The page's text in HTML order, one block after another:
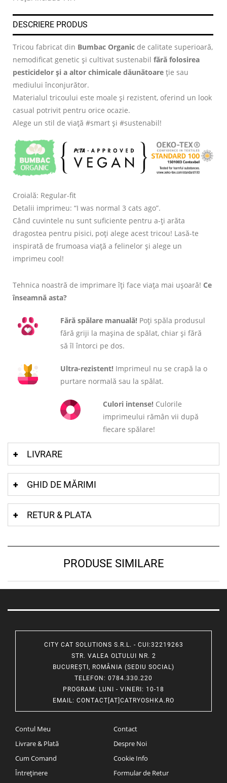
DESCRIERE PRODUS
Tricou fabricat din Bumbac Organic de calitate superioară,
nemodificat genetic și cultivat sustenabil fără folosirea
pesticidelor și a altor chimicale dăunătoare ție sau
mediului înconjurător.
Materialul tricoului este moale și rezistent, oferind un look
casual potrivit pentru orice ocazie.
Alege un stil de viață #smart și #sustenabil!
Croială: Regular-fit
Detalii imprimeu: “I was normal 3 cats ago”.
Când cuvintele nu sunt suficiente pentru a-ți arăta
dragostea pentru pisici, poți alege acest tricou! Lasă-te
inspirată de frumoasa viață a felinelor și alege un
imprimeu cool!
Tehnica noastră de imprimare îți face viața mai ușoară! Ce
înseamnă asta?
Fără spălare manuală! Poți spăla produsul
fără griji la mașina de spălat, chiar și fără
să îl întorci pe dos.
Ultra-rezistent! Imprimeul nu se crapă la o
purtare normală sau la spălat.
Culori intense! Culorile
imprimeului rămân vii după
fiecare spălare!
LIVRARE
GHID DE MĂRIMI
RETUR & PLATA
PRODUSE SIMILARE
CITY CAT SOLUTIONS S.R.L. - CUI:32219263
STR. VALEA OLTULUI NR. 2
BUCUREȘTI, ROMÂNIA (SEDIU SOCIAL)
TELEFON : 0784.330.220
PROGRAM: LUNI - VINERI: 10-18
EMAIL : CONTACT[AT]CATRYOSHKA.RO
Contul Meu
Livrare & Plată
Cum Comand
Întreținere
Contact
Despre Noi
Cookie Info
Formular de Retur